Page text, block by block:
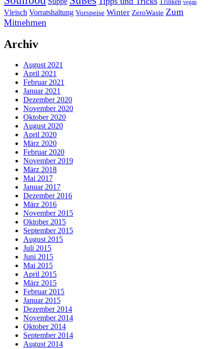
Trinken vegan
Vleisch Vorratshaltung Vorspeise Winter ZeroWaste Zum
Mitnehmen
Archiv
August 2021
April 2021
Februar 2021
Januar 2021
Dezember 2020
November 2020
Oktober 2020
August 2020
April 2020
März 2020
Februar 2020
November 2019
März 2018
Mai 2017
Januar 2017
Dezember 2016
März 2016
November 2015
Oktober 2015
September 2015
August 2015
Juli 2015
Juni 2015
Mai 2015
April 2015
März 2015
Februar 2015
Januar 2015
Dezember 2014
November 2014
Oktober 2014
September 2014
August 2014